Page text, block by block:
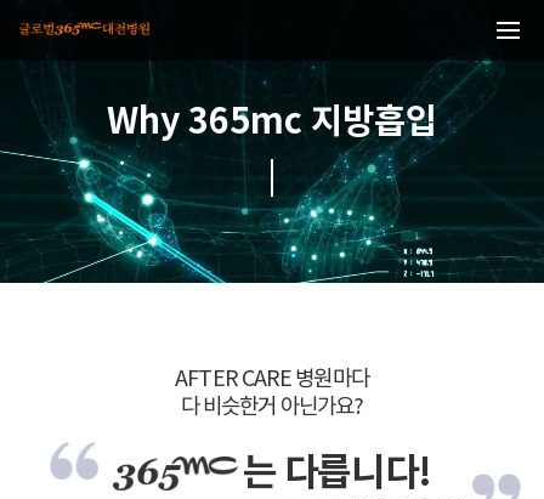
Why 365mc 지방흡입
AFTER CARE 병원마다
다 비슷한거 아닌가요?
는 다릅니다!